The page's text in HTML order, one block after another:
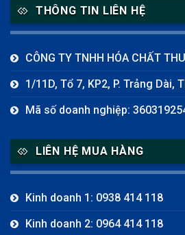
THÔNG TIN LIÊN HỆ
CÔNG TY TNHH HÓA CHẤT
1/11D, Tổ 7, KP2, P. Trảng Dài,
Mã số doanh nghiệp:
LIÊN HỆ MUA HÀNG
Kinh doanh 1: 0938 414 118
Kinh doanh 2: 0964 414 118